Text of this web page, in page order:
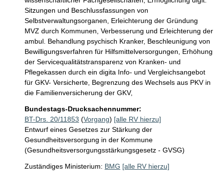
Sitzungen und Beschlussfassungen von
Selbstverwaltungsorganen, Erleichterung der Gründung
MVZ durch Kommunen, Verbesserung und Erleichterung der
ambul. Behandlung psychisch Kranker, Beschleunigung von
Bewilligungsverfahren für Hilfsmittelversorgungen, Erhöhung
der Servicequalitätstransparenz von Kranken- und
Pflegekassen durch ein digita Info- und Vergleichsangebot
für GKV- Versicherte, Begrenzung des Wechsels aus PKV in
die Familienversicherung der GKV,
Bundestags-Drucksachennummer:
BT-Drs. 20/11853 (Vorgang) [alle RV hierzu]
Entwurf eines Gesetzes zur Stärkung der
Gesundheitsversorgung in der Kommune
(Gesundheitsversorgungsstärkungsgesetz - GVSG)
Zuständiges Ministerium: BMG [alle RV hierzu]